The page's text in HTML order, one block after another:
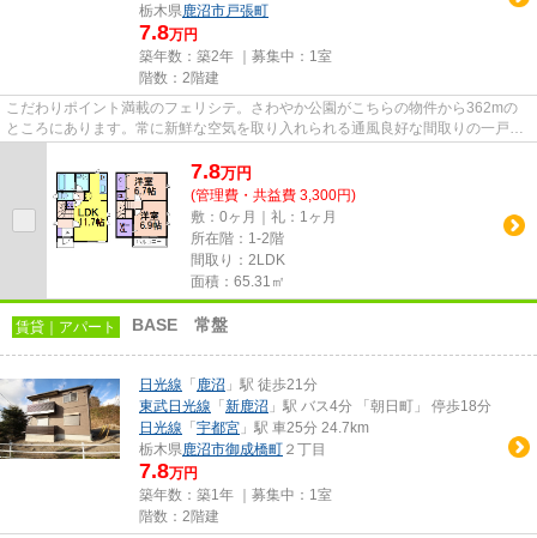
栃木県鹿沼市戸張町
7.8万円
築年数：築2年 ｜募集中： 1室
階数：2階建
こだわりポイント満載のフェリシテ。さわやか公園がこちらの物件から362mの
ところにあります。常に新鮮な空気を取り入れられる通風良好な間取りの一戸建
7.8万円
(管理費・共益費 3,300円)
敷：0ヶ月｜礼：1ヶ月
所在階：1-2階
間取り：2LDK
面積：65.31㎡
賃貸｜アパート BASE 常盤
日光線 「 鹿沼 」駅 徒歩21分
東武日光線 「 新鹿沼 」駅 バス4分 「朝日町」 停歩18分
日光線 「 宇都宮 」駅 車25分 24.7km
栃木県鹿沼市御成橋町 ２丁目
7.8万円
築年数：築1年 ｜募集中： 1室
階数：2階建